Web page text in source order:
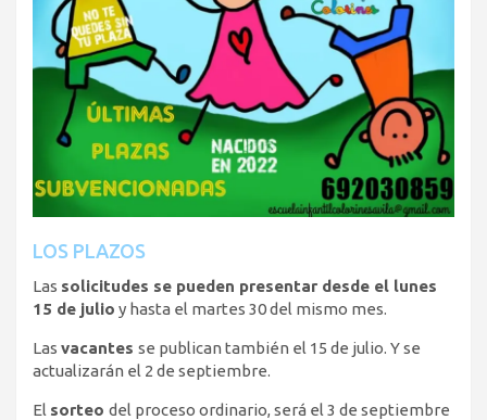
LOS PLAZOS
Las solicitudes se pueden presentar desde el lunes
15 de julio y hasta el martes 30 del mismo mes.
Las vacantes se publican también el 15 de julio. Y se
actualizarán el 2 de septiembre.
El sorteo del proceso ordinario, será el 3 de septiembre